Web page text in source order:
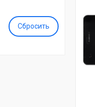
Сбросить